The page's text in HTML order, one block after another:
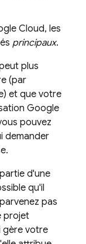
Cloud, les
principaux.
plus
(par
et que votre
Google
pouvez
demander
d'une
qu'il
pas
projet
gère votre